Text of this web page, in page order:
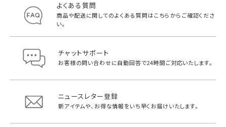
よくある質問
商品や配送に関してのよくある質問はこちらからご確認くださ
い。
チャットサポート
お客様の問い合わせに自動回答で24時間ご対応いたします。
ニュースレター登録
新アイテムや、お得な情報をいち早く お届けいたします。